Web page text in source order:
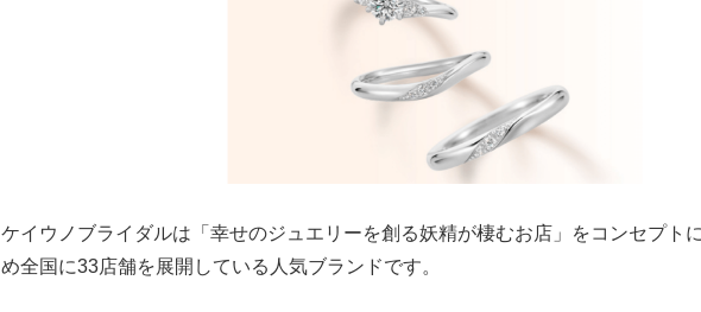
ケイウノブライダルは「幸せのジュエリーを創る妖精が棲むお店」をコンセプトに
め全国に33店舗を展開している人気ブランドです。